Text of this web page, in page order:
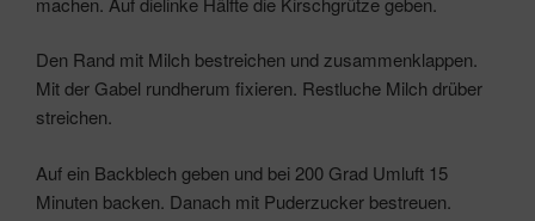
Den Rand mit Milch bestreichen und zusammenklappen.
Mit der Gabel rundherum fixieren. Restluche Milch drüber
streichen.
Auf ein Backblech geben und bei 200 Grad Umluft 15
Minuten backen. Danach mit Puderzucker bestreuen.